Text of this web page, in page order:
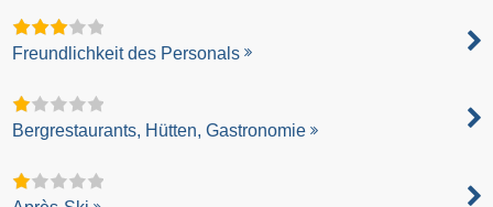
Freundlichkeit des Personals
Bergrestaurants, Hütten, Gastronomie